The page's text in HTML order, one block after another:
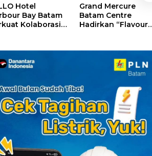
Hotel
Bay Batam
Kolaborasi
Grand Mercure
Batam Centre
Hadirkan “Flavours
dengan Cita Rasa
Kuliner Indonesia